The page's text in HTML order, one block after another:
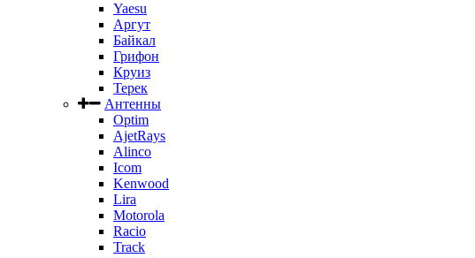
Yaesu
Аргут
Байкал
Грифон
Круиз
Терек
Антенны
Optim
AjetRays
Alinco
Icom
Kenwood
Lira
Motorola
Racio
Track